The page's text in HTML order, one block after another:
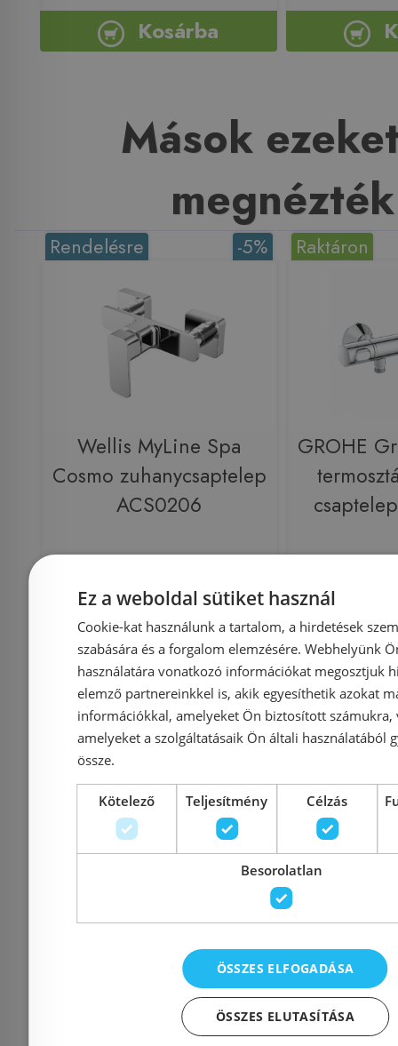
Kosárba
Mások
megnézték
-5%
Rendelésre
Wellis MyLine Spa
Cosmo zuhanycsaptelep
ACS0206
Azonosító: 165845
Cikkszám: ACS0206
44 900 Ft 42 650 Ft
Kosárba
Raktáron
GROHE
46 900 Ft
-15%
Raktáron
Grohe BauEdge
egykaros
Raktáron
Ez a weboldal sütiket használ
Cookie-kat használunk a tartalom, a hirdetések
szabására és a forgalom elemzésére. Webhelyünk
használatára vonatkozó információkat megosztjuk
elemző partnereinkkel is, akik egyesíthetik azokat
információkkal, amelyeket Ön biztosított számukra,
amelyeket a szolgáltatásaik Ön általi használatából
össze.
Kötelező Teljesítmény Célzás
Besorolatlan
ÖSSZES ELFOGADÁSA
ÖSSZES ELUTASÍTÁSA